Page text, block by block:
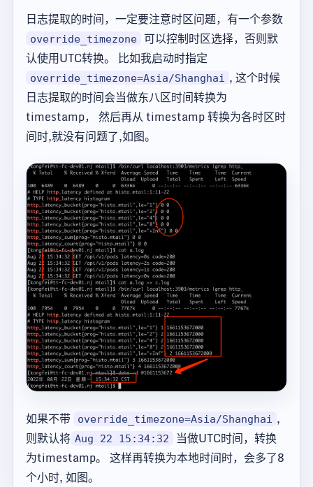
日志提取的时间，一定要注意时区问题，有一个参数
override_timezone 可以控制时区选择，否则默
认使用UTC转换。 比如我启动时指定
override_timezone=Asia/Shanghai , 这个时候
日志提取的时间会当做东八区时间转换为
timestamp， 然后再从 timestamp 转换为各时区时
间时,就没有问题了,如图。
如果不带 override_timezone=Asia/Shanghai ,
则默认将 Aug 22 15:34:32
当做UTC时间，转换
为timestamp。 这样再转换为本地时间时，会多了8
个小时, 如图。